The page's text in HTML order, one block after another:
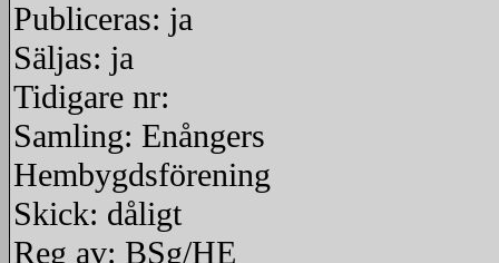
Publiceras: ja
Säljas: ja
Tidigare nr:
Samling: Enångers
Hembygdsförening
Skick: dåligt
Reg av: BSg/HE